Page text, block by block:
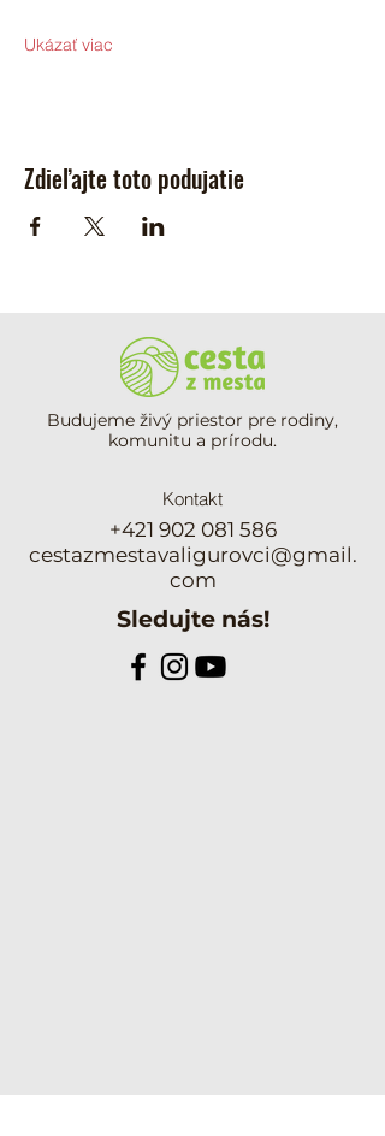
Ukázať viac
Zdieľajte toto podujatie
Budujeme živý priestor pre rodiny,
komunitu a prírodu.
Kontakt
+421 902 081 586
cestazmestavaligurovci@gmail.
com
Sledujte nás!